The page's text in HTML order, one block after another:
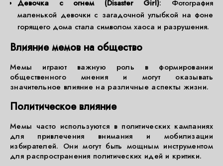
Девочка с огнем (Disaster Girl): Фотография
маленькой девочки с загадочной улыбкой на фоне
горящего дома стала символом хаоса и разрушения.
Влияние мемов на общество
Мемы играют важную роль в формировании
общественного мнения и могут оказывать
значительное влияние на различные аспекты жизни.
Политическое влияние
Мемы часто используются в политических кампаниях
для привлечения внимания и мобилизации
избирателей. Они могут быть мощным инструментом
для распространения политических идей и критики.